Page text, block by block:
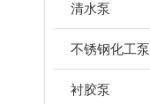
清水泵
不锈钢化工泵
衬胶泵